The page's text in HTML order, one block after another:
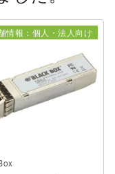
情報：個人・法人向け